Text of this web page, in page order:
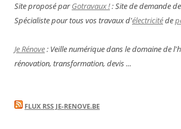
Site proposé parGotravaux !: Site de demande
Spécialiste pour tous vos travaux d'électricitéde
Je Rénove: Veille numérique dans le domaine de
rénovation, transformation, devis ...
FLUX RSS JE-RENOVE.BE